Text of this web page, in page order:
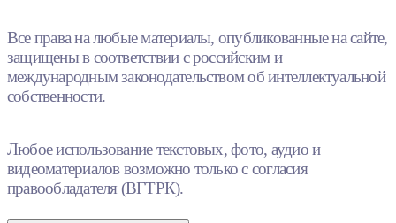
Все права на любые материалы, опубликованные на сайте,
защищены в соответствии с российским и
международным законодательством об интеллектуальной
собственности.
Любое использование текстовых, фото, аудио и
видеоматериалов возможно только с согласия
правообладателя (ВГТРК).